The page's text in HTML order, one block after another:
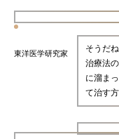
東洋医学研究家
そうだ
治療法
に溜ま
て治す方